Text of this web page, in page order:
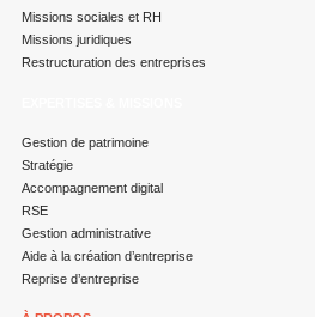
Missions sociales et RH
Missions juridiques
Restructuration des entreprises
Gestion de patrimoine
Stratégie
Accompagnement digital
RSE
Gestion administrative
Aide à la création d’entreprise
Reprise d’entreprise